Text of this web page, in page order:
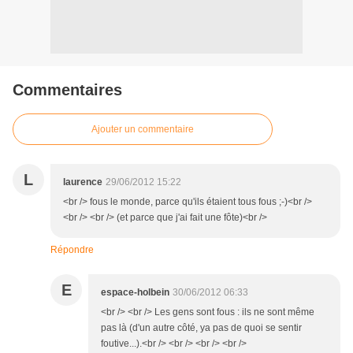
Commentaires
Ajouter un commentaire
L laurence 29/06/2012 15:22
<br /> fous le monde, parce qu'ils étaient tous fous ;-)<br />
<br /> <br /> (et parce que j'ai fait une fôte)<br />
Répondre
E espace-holbein 30/06/2012 06:33
<br /> <br /> Les gens sont fous : ils ne sont même
pas là (d'un autre côté, ya pas de quoi se sentir
foutive...).<br /> <br /> <br /> <br />